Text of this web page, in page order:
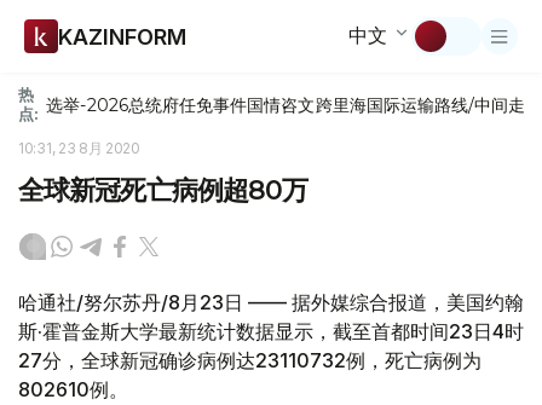
KAZINFORM 中文
热
点: 选举-2026总统府任免事件国情咨文跨里海国际运输路线/中间走廊
10:31, 23 8月 2020
全球新冠死亡病例超80万
哈通社/努尔苏丹/8月23日 —— 据外媒综合报道，美国约翰
斯·霍普金斯大学最新统计数据显示，截至首都时间23日4时
27分，全球新冠确诊病例达23110732例，死亡病例为
802610例。